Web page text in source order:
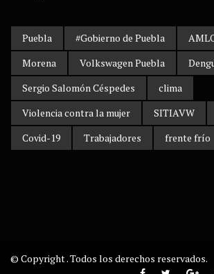
Puebla #Gobierno de Puebla
Morena
Volkswagen Puebla
Sergio Salomón Céspedes
clima
Violencia contra la mujer
SITIAVW
Covid-19
Trabajadores frente frío
© Copyright . Todos los derechos reservados.